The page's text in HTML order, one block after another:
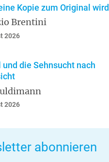
Kopie zum Original wird
Brentini
2026
und die Sehnsucht nach
2026
abonnieren